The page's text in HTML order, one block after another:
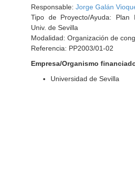
Responsable: Jorge Galán
Tipo de Proyecto/Ayuda: Plan
Univ. de Sevilla
Modalidad: Organización de
Referencia: PP2003/01-02
Empresa/Organismo
Universidad de Sevilla